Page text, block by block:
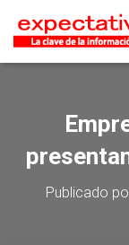
Publicado